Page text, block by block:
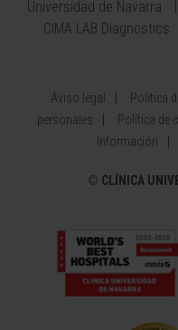
Universidad de Navarra
CIMA LAB Diagnostics
Aviso legal Política
personales
Política de
Información
© CLÍNICA